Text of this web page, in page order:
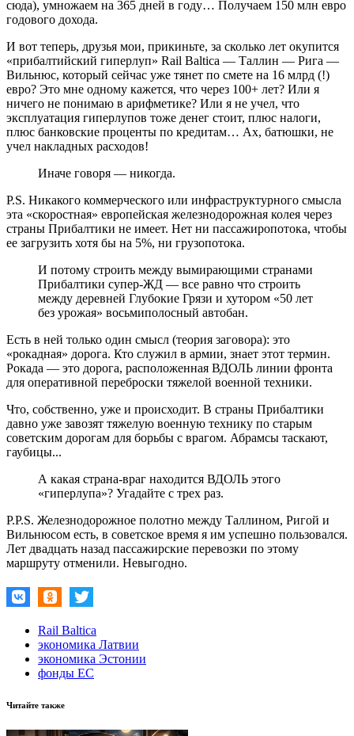
сюда), умножаем на 365 дней в году… Получаем 150 млн евро
годового дохода.
И вот теперь, друзья мои, прикиньте, за сколько лет окупится
«прибалтийский гиперлуп» Rail Baltica — Таллин — Рига —
Вильнюс, который сейчас уже тянет по смете на 16 млрд (!)
евро? Это мне одному кажется, что через 100+ лет? Или я
ничего не понимаю в арифметике? Или я не учел, что
эксплуатация гиперлупов тоже денег стоит, плюс налоги,
плюс банковские проценты по кредитам… Ах, батюшки, не
учел накладных расходов!
Иначе говоря — никогда.
P.S. Никакого коммерческого или инфраструктурного смысла
эта «скоростная» европейская железнодорожная колея через
страны Прибалтики не имеет. Нет ни пассажиропотока, чтобы
ее загрузить хотя бы на 5%, ни грузопотока.
И потому строить между вымирающими странами
Прибалтики супер-ЖД — все равно что строить
между деревней Глубокие Грязи и хутором «50 лет
без урожая» восьмиполосный автобан.
Есть в ней только один смысл (теория заговора): это
«рокадная» дорога. Кто служил в армии, знает этот термин.
Рокада — это дорога, расположенная ВДОЛЬ линии фронта
для оперативной переброски тяжелой военной техники.
Что, собственно, уже и происходит. В страны Прибалтики
давно уже завозят тяжелую военную технику по старым
советским дорогам для борьбы с врагом. Абрамсы таскают,
гаубицы...
А какая страна-враг находится ВДОЛЬ этого
«гиперлупа»? Угадайте с трех раз.
P.P.S. Железнодорожное полотно между Таллином, Ригой и
Вильнюсом есть, в советское время я им успешно пользовался.
Лет двадцать назад пассажирские перевозки по этому
маршруту отменили. Невыгодно.
Rail Baltica
экономика Латвии
экономика Эстонии
фонды ЕС
Читайте также